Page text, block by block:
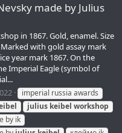
made by Julius
in 1867. Gold, enamel. Size
with gold assay mark
year mark 1867. On the
Imperial Eagle (symbol of
imperial russia awards
julius keibel workshop
by ik